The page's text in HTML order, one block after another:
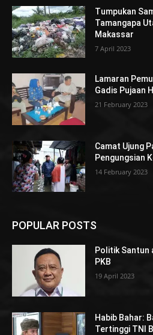
Tumpukan
Tamangapa
Makassar
7 April 2023
Lamaran
Gadis Pujaan
21 February 2023
Camat Ujung
Pengungsian
14 February 2023
POPULAR POSTS
Politik Santun
PKB
19 April 2023
Habib Bahar:
Tertinggi TNI